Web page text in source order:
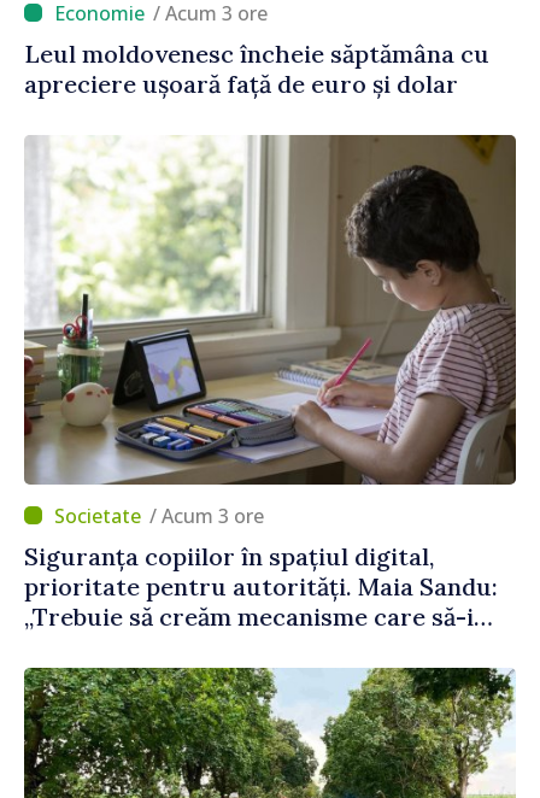
/ Acum 3 ore
Leul moldovenesc încheie săptămâna cu
apreciere ușoară față de euro și dolar
/ Acum 3 ore
Siguranța copiilor în spațiul digital,
prioritate pentru autorități. Maia Sandu:
„Trebuie să creăm mecanisme care să-i